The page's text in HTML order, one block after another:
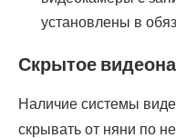
установлены в
Скрытое
Наличие системы
скрывать от няни по